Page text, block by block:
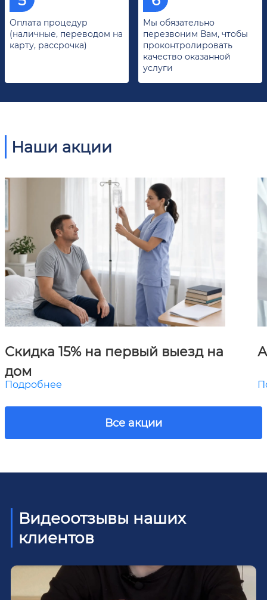
Оплата процедур
(наличные, переводом на
карту, рассрочка)
Мы обязательно
перезвоним Вам, чтобы
проконтролировать
качество оказанной
услуги
Наши акции
Скидка 15% на первый выезд на
дом
Подробнее
Все акции
Видеоотзывы наших
клиентов